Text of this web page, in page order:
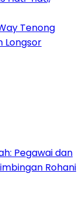
Tenong
Longsor
Pegawai dan
Rohani